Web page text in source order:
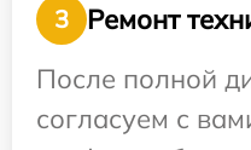
3
Ремонт
После полной
согласуем с